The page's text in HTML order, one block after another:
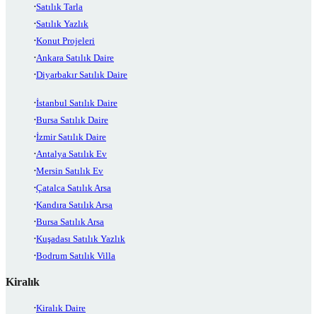
Satılık Tarla
Satılık Yazlık
Konut Projeleri
Ankara Satılık Daire
Diyarbakır Satılık Daire
İstanbul Satılık Daire
Bursa Satılık Daire
İzmir Satılık Daire
Antalya Satılık Ev
Mersin Satılık Ev
Çatalca Satılık Arsa
Kandıra Satılık Arsa
Bursa Satılık Arsa
Kuşadası Satılık Yazlık
Bodrum Satılık Villa
Kiralık
Kiralık Daire